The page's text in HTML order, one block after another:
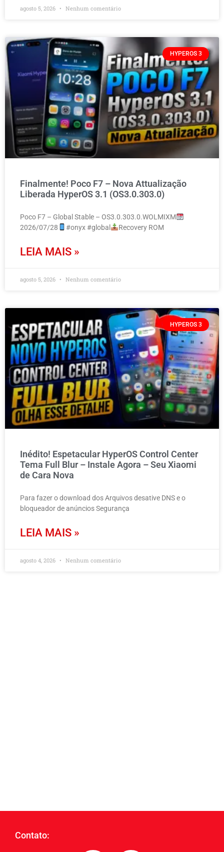
agosto 5, 2026 Nenhum comentário
HYPEROS 3
Finalmente! Poco F7 – Nova Attualização
Liberada HyperOS 3.1 (OS3.0.303.0)
Poco F7 – Global Stable – OS3.0.303.0.WOLMIXM
2026/07/28
#onyx #global Recovery ROM
LEIA MAIS »
agosto 5, 2026 Nenhum comentário
HYPEROS 3
Inédito! Espetacular HyperOS Control Center
Tema Full Blur – Instale Agora – Seu Xiaomi
de Cara Nova
Para fazer o download dos Arquivos desative DNS e o
bloqueador de anúncios Segurança
LEIA MAIS »
agosto 4, 2026 Nenhum comentário
Contato: